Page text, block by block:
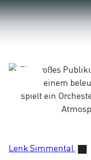
Lade
Lenk Simmental